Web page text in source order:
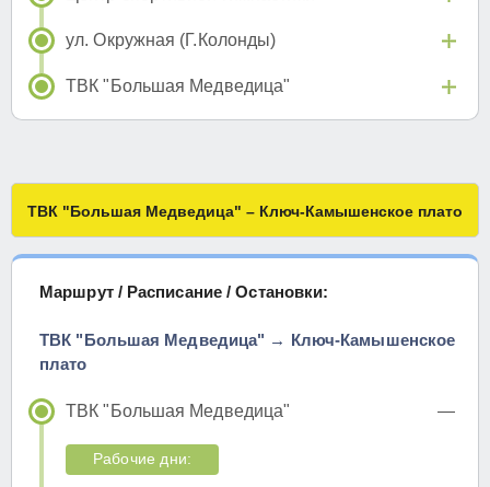
ул. Окружная (Г.Колонды)
ТВК "Большая Медведица"
ТВК "Большая Медведица" – Ключ-Камышенское плато
Маршрут / Расписание / Остановки:
ТВК "Большая Медведица" → Ключ-Камышенское
плато
ТВК "Большая Медведица"
Рабочие дни: